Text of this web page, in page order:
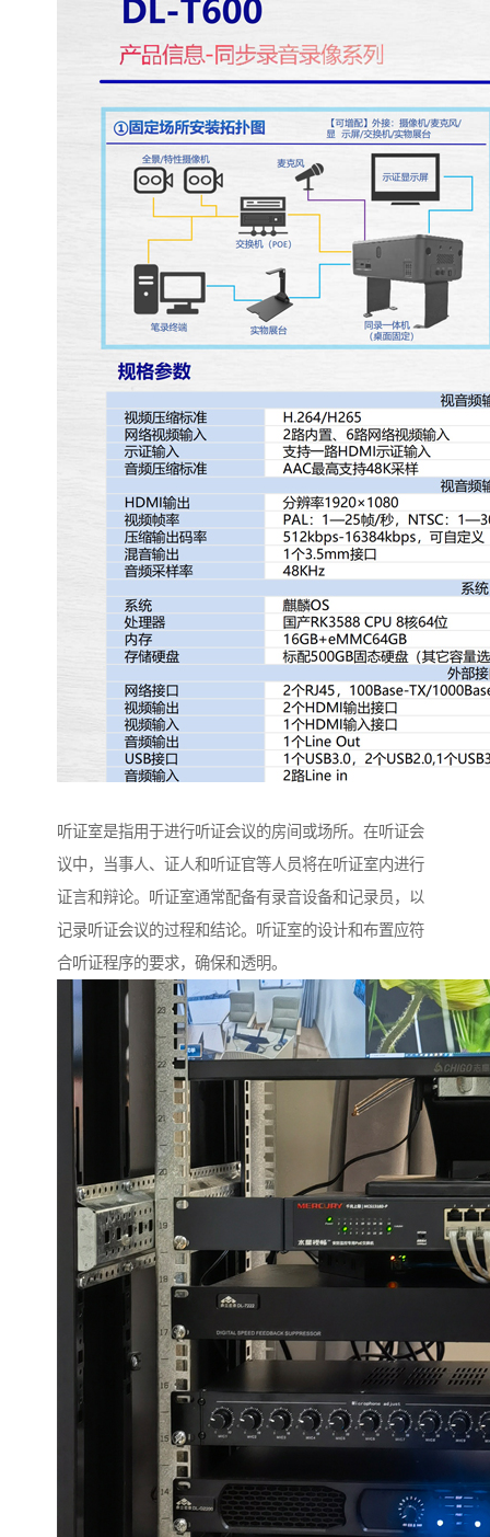
听证室是指用于进行听证会议的房间或场所。在听证会
议中，当事人、证人和听证官等人员将在听证室内进行
证言和辩论。听证室通常配备有录音设备和记录员，以
记录听证会议的过程和结论。听证室的设计和布置应符
合听证程序的要求，确保和透明。